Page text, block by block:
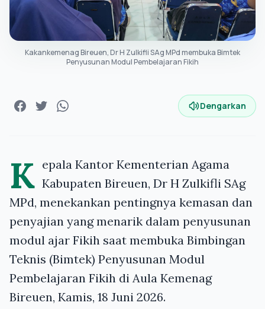
Kakankemenag Bireuen, Dr H Zulkifli SAg MPd membuka Bimtek
Penyusunan Modul Pembelajaran Fikih
Dengarkan
K epala Kantor Kementerian Agama
Kabupaten Bireuen, Dr H Zulkifli SAg
MPd, menekankan pentingnya kemasan dan
penyajian yang menarik dalam penyusunan
modul ajar Fikih saat membuka Bimbingan
Teknis (Bimtek) Penyusunan Modul
Pembelajaran Fikih di Aula Kemenag
Bireuen, Kamis, 18 Juni 2026.